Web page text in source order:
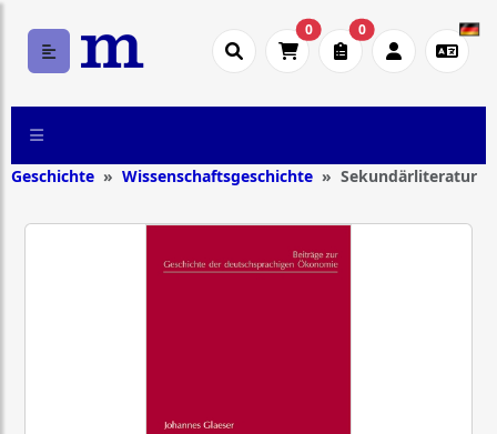
0 0
Geschichte Wissenschaftsgeschichte Sekundärliteratur